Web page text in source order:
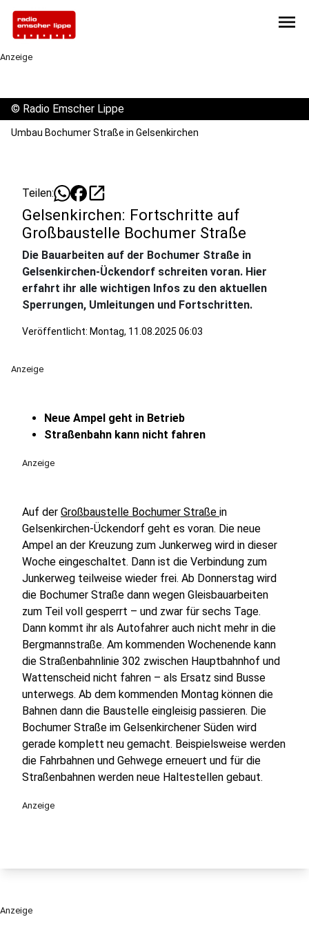
menu
Anzeige
© Radio Emscher Lippe
Umbau Bochumer Straße in Gelsenkirchen
Teilen: open_in_new
Gelsenkirchen: Fortschritte auf
Großbaustelle Bochumer Straße
Die Bauarbeiten auf der Bochumer Straße in
Gelsenkirchen-Ückendorf schreiten voran. Hier
erfahrt ihr alle wichtigen Infos zu den aktuellen
Sperrungen, Umleitungen und Fortschritten.
Veröffentlicht: Montag, 11.08.2025 06:03
Anzeige
Neue Ampel geht in Betrieb
Straßenbahn kann nicht fahren
Anzeige
Auf der Großbaustelle Bochumer Straße in
Gelsenkirchen-Ückendorf geht es voran. Die neue
Ampel an der Kreuzung zum Junkerweg wird in dieser
Woche eingeschaltet. Dann ist die Verbindung zum
Junkerweg teilweise wieder frei. Ab Donnerstag wird
die Bochumer Straße dann wegen Gleisbauarbeiten
zum Teil voll gesperrt – und zwar für sechs Tage.
Dann kommt ihr als Autofahrer auch nicht mehr in die
Bergmannstraße. Am kommenden Wochenende kann
die Straßenbahnlinie 302 zwischen Hauptbahnhof und
Wattenscheid nicht fahren – als Ersatz sind Busse
unterwegs. Ab dem kommenden Montag können die
Bahnen dann die Baustelle eingleisig passieren. Die
Bochumer Straße im Gelsenkirchener Süden wird
gerade komplett neu gemacht. Beispielsweise werden
die Fahrbahnen und Gehwege erneuert und für die
Straßenbahnen werden neue Haltestellen gebaut.
Anzeige
Anzeige